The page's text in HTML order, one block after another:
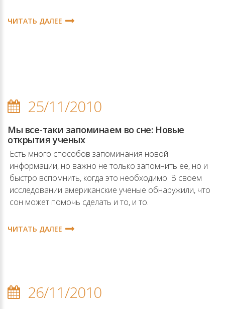
ЧИТАТЬ ДАЛЕЕ
25/11/2010
Мы все-таки запоминаем во сне: Новые
открытия ученых
Есть много способов запоминания новой
информации, но важно не только запомнить ее, но и
быстро вспомнить, когда это необходимо. В своем
исследовании американские ученые обнаружили, что
сон может помочь сделать и то, и то.
ЧИТАТЬ ДАЛЕЕ
26/11/2010